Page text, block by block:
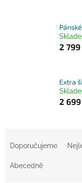
2 799
Extra
2
Doporučujeme
Abecedně